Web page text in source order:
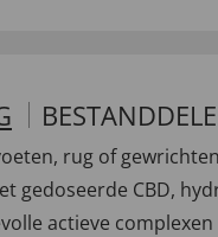
rug of
gedoseerde CBD,
actieve